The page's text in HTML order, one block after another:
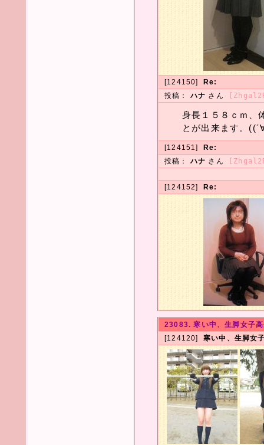
[124150]
Re:
投稿：ハナ さん
身長１５８ｃｍ、
とが出来ます。
[124151]
Re:
投稿：ハナ さん
[124152] Re:
23083. 寒い中、生脚女子
[124120] 寒い中、生脚女